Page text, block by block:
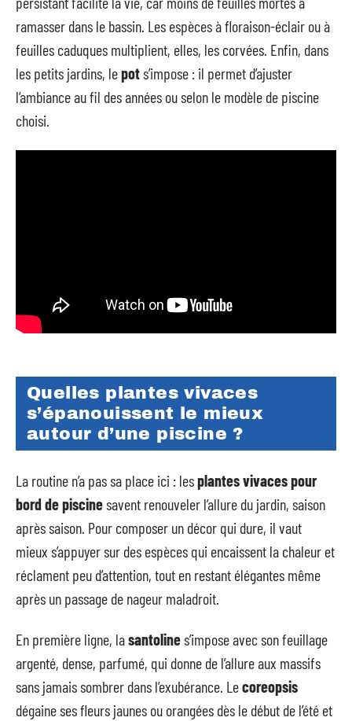
ramasser dans le bassin. Les espèces à floraison-éclair ou à
feuilles caduques multiplient, elles, les corvées. Enfin, dans
les petits jardins, lepots’impose : il permet d’ajuster
l’ambiance au fil des années ou selon le modèle de piscine
choisi.
Quelles plantes vivaces
s’épanouissent le mieux
autour d’une piscine ?
La routine n’a pas sa place ici : lesplantes vivaces pour
bord de piscinesavent renouveler l’allure du jardin, saison
après saison. Pour composer un décor qui dure, il vaut
mieux s’appuyer sur des espèces qui encaissent la chaleur et
réclament peu d’attention, tout en restant élégantes même
après un passage de nageur maladroit.
En première ligne, lasantolines’impose avec son feuillage
argenté, dense, parfumé, qui donne de l’allure aux massifs
sans jamais sombrer dans l’exubérance. Lecoreopsis
dégaine ses fleurs jaunes ou orangées dès le début de l’été et